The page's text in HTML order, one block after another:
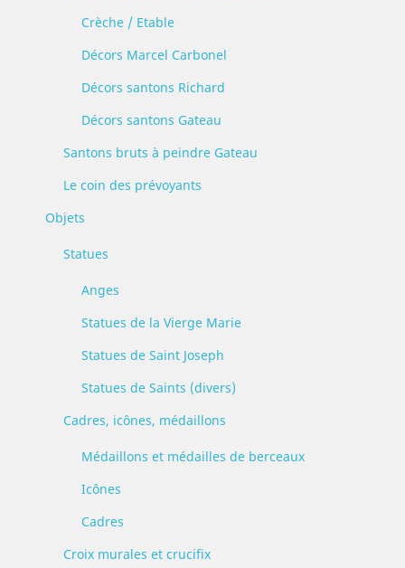
Crèche / Etable
Décors Marcel Carbonel
Décors santons Richard
Décors santons Gateau
Santons bruts à peindre Gateau
Le coin des prévoyants
Objets
Statues
Anges
Statues de la Vierge Marie
Statues de Saint Joseph
Statues de Saints (divers)
Cadres, icônes, médaillons
Médaillons et médailles de berceaux
Icônes
Cadres
Croix murales et crucifix